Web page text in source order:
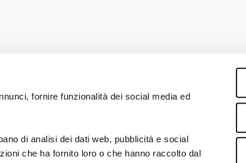
fornire funzionalità dei social media ed
di analisi dei dati web, pubblicità e social
che ha fornito loro o che hanno raccolto dal